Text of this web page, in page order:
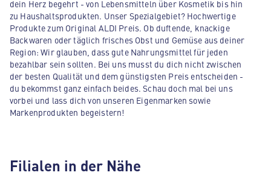
dein Herz begehrt - von Lebensmitteln über Kosmetik bis hin
zu Haushaltsprodukten. Unser Spezialgebiet? Hochwertige
Produkte zum Original ALDI Preis. Ob duftende, knackige
Backwaren oder täglich frisches Obst und Gemüse aus deiner
Region: Wir glauben, dass gute Nahrungsmittel für jeden
bezahlbar sein sollten. Bei uns musst du dich nicht zwischen
der besten Qualität und dem günstigsten Preis entscheiden -
du bekommst ganz einfach beides. Schau doch mal bei uns
vorbei und lass dich von unseren Eigenmarken sowie
Markenprodukten begeistern!
Filialen in der Nähe